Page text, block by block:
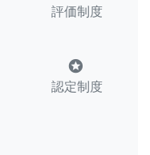
評価制度
stars
認定制度